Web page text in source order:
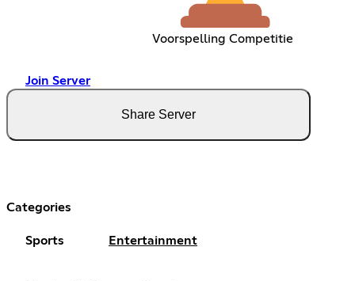
Voorspelling Competitie
Join Server
Share Server
Categories
Sports Entertainment